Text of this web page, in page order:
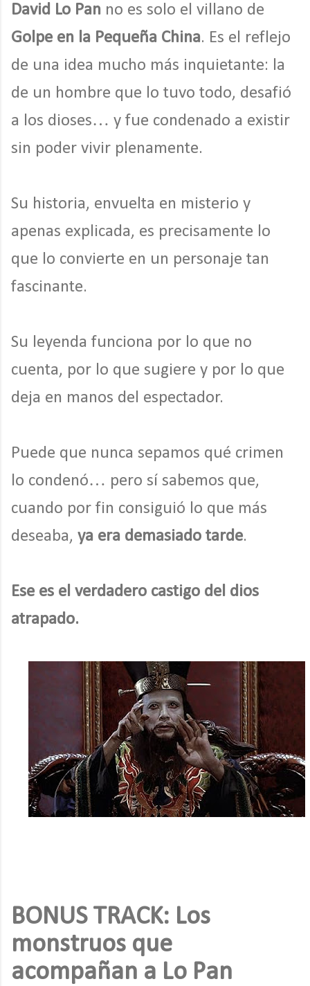
David Lo Pan no es solo el villano de
Golpe en la Pequeña China. Es el reflejo
de una idea mucho más inquietante: la
de un hombre que lo tuvo todo, desafió
a los dioses… y fue condenado a existir
sin poder vivir plenamente.
Su historia, envuelta en misterio y
apenas explicada, es precisamente lo
que lo convierte en un personaje tan
fascinante.
Su leyenda funciona por lo que no
cuenta, por lo que sugiere y por lo que
deja en manos del espectador.
Puede que nunca sepamos qué crimen
lo condenó… pero sí sabemos que,
cuando por fin consiguió lo que más
deseaba, ya era demasiado tarde.
Ese es el verdadero castigo del dios
atrapado.
BONUS TRACK: Los
monstruos que
acompañan a Lo Pan